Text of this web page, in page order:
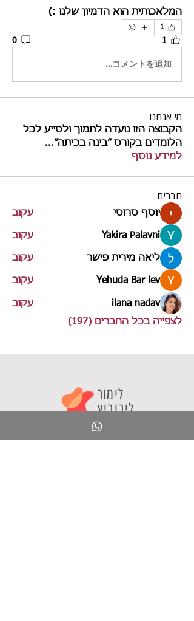
המלאכותית הוא הדמיון שלנו :)
1
1
0
コメントを追加…
מי אנחנו
הקבוצה הזו נועדה לתמוך ולסייע לכל
הלומדים בקורס ״בינה בכיתה״...
למידע נוסף
חברים
יוסף סרוסי עקוב
Yakira Palavni עקוב
ליאה מירית פישר עקוב
Yehuda Bar lev עקוב
ilana nadav
עקוב
לצפייה בכל החברים (197)
לימור
ליבוביץ
חינוך ליצירתיות